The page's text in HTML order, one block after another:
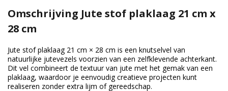
Omschrijving Jute stof plaklaag 21 cm x
28 cm
Jute stof plaklaag 21 cm × 28 cm is een knutselvel van
natuurlijke jutevezels voorzien van een zelfklevende achterkant.
Dit vel combineert de textuur van jute met het gemak van een
plaklaag, waardoor je eenvoudig creatieve projecten kunt
realiseren zonder extra lijm of gereedschap.